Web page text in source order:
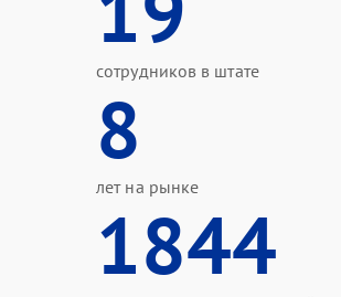
сотрудников в штате
8
лет на рынке
1844